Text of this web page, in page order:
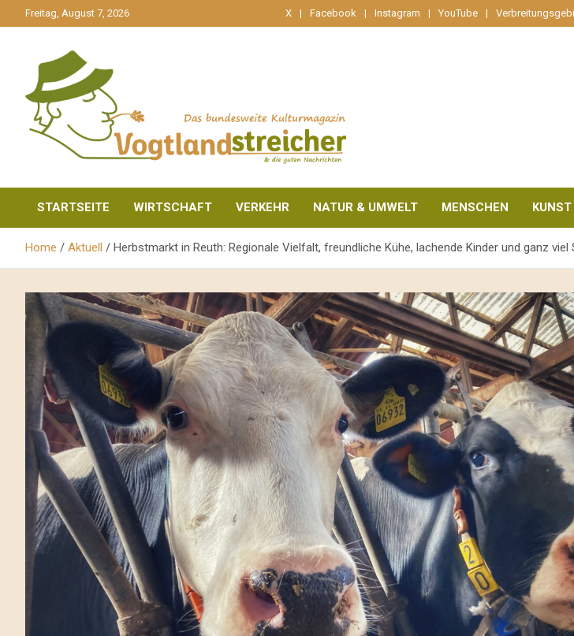
zum
Freitag, August 7, 2026 X Facebook Instagram YouTube
Vogtlandstreicher
STARTSEITE WIRTSCHAFT VERKEHR NATUR & UMWELT MENSCHEN
Home Aktuell Herbstmarkt in Reuth: Regionale Vielfalt, freundliche Kühe, lachende Kinder und ganz viel